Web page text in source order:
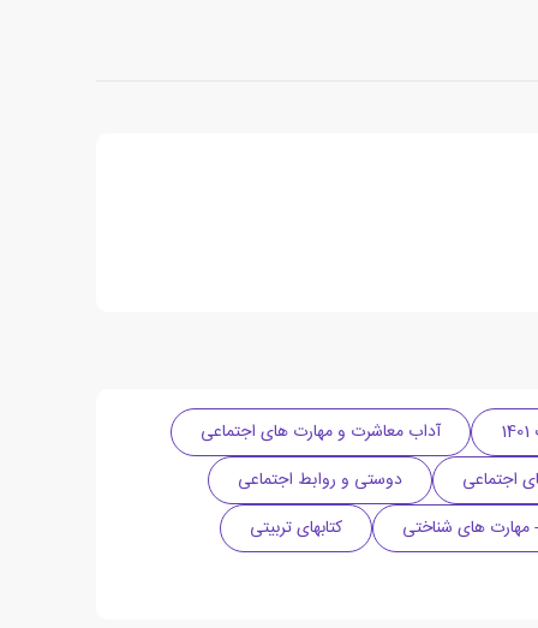
آداب معاشرت و مهارت های اجتماعی
اجتماعی
دوستی و روابط اجتماعی
مهارت های شناختی
کتابهای تربیتی